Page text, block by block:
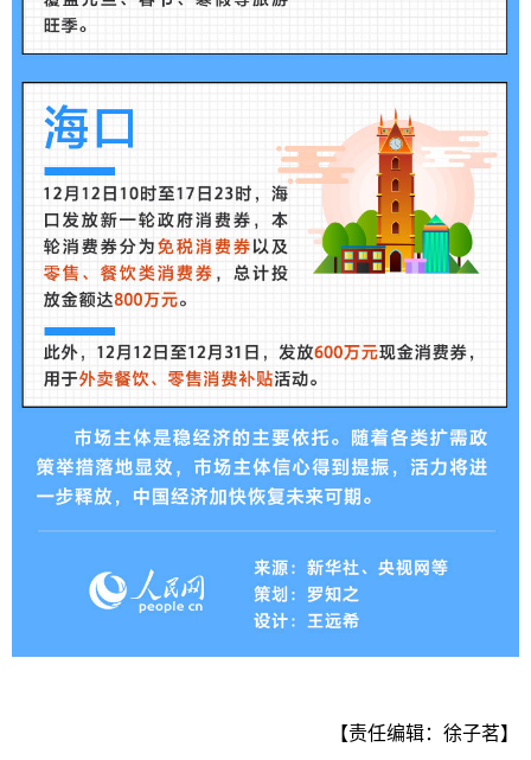
【责任编辑：徐子茗】